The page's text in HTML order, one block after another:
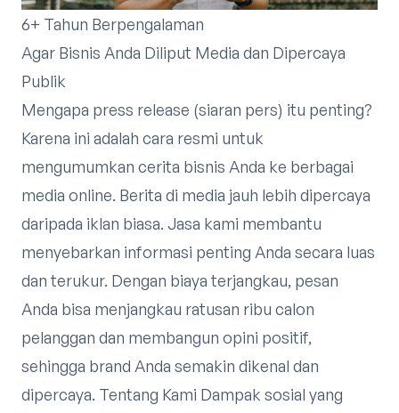
6+ Tahun Berpengalaman
Agar Bisnis Anda Diliput Media dan Dipercaya
Publik
Mengapa press release (siaran pers) itu penting?
Karena ini adalah cara resmi untuk
mengumumkan cerita bisnis Anda ke berbagai
media online. Berita di media jauh lebih dipercaya
daripada iklan biasa. Jasa kami membantu
menyebarkan informasi penting Anda secara luas
dan terukur. Dengan biaya terjangkau, pesan
Anda bisa menjangkau ratusan ribu calon
pelanggan dan membangun opini positif,
sehingga brand Anda semakin dikenal dan
dipercaya. Tentang Kami Dampak sosial yang